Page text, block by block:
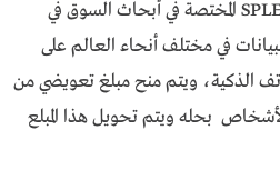
SPLENDID RESEARCH GmbH المختصة في أبحاث السوق في
في مختلف أنحاء العالم على
الذكية، ويتم منح مبلغ تعويضي من
بحله ويتم تحويل هذا المبلع